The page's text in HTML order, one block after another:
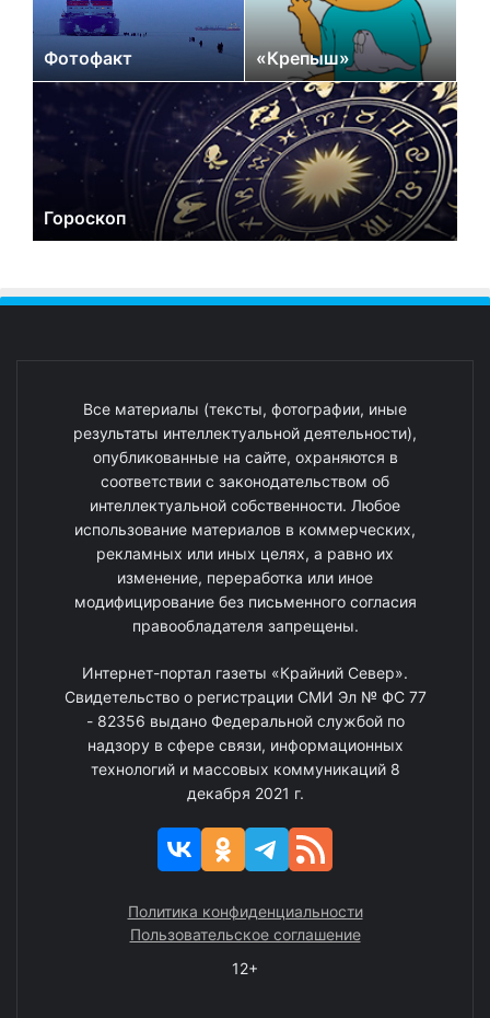
Фотофакт «Крепыш»
Гороскоп
Все материалы (тексты, фотографии, иные
результаты интеллектуальной деятельности),
опубликованные на сайте, охраняются в
соответствии с законодательством об
интеллектуальной собственности. Любое
использование материалов в коммерческих,
рекламных или иных целях, а равно их
изменение, переработка или иное
модифицирование без письменного согласия
правообладателя запрещены.
Интернет-портал газеты «Крайний Север».
Свидетельство о регистрации СМИ Эл № ФС 77
- 82356 выдано Федеральной службой по
надзору в сфере связи, информационных
технологий и массовых коммуникаций 8
декабря 2021 г.
Политика конфиденциальности
Пользовательское соглашение
12+